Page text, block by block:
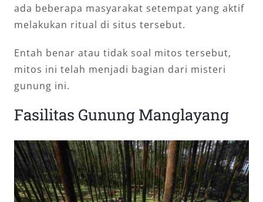
ada beberapa masyarakat setempat yang aktif
melakukan ritual di situs tersebut.
Entah benar atau tidak soal mitos tersebut,
mitos ini telah menjadi bagian dari misteri
gunung ini.
Fasilitas Gunung Manglayang